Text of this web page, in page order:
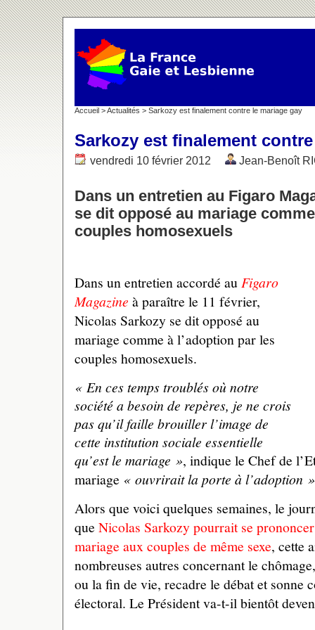
Accueil >Actualités > Sarkozy est finalement contre le mariage gay
Sarkozy est finalement
vendredi 10 février 2012 Jean-Benoît
Dans un entretien au Figaro
se dit opposé au mariage
couples homosexuels
Dans un entretien accordé au Figaro
Magazine à paraître le 11 février,
Nicolas Sarkozy se dit opposé au
mariage comme à l’adoption par les
couples homosexuels.
« En ces temps troublés où notre
société a besoin de repères, je ne crois
pas qu’il faille brouiller l’image de
cette institution sociale essentielle
qu’est le mariage », indique le Chef de
mariage « ouvrirait la porte à l’adoption »
Alors que voici quelques semaines, le
que Nicolas Sarkozy pourrait se
mariage aux couples de même sexe, cette
nombreuses autres concernant le
ou la fin de vie, recadre le débat et sonne
électoral. Le Président va-t-il bientôt